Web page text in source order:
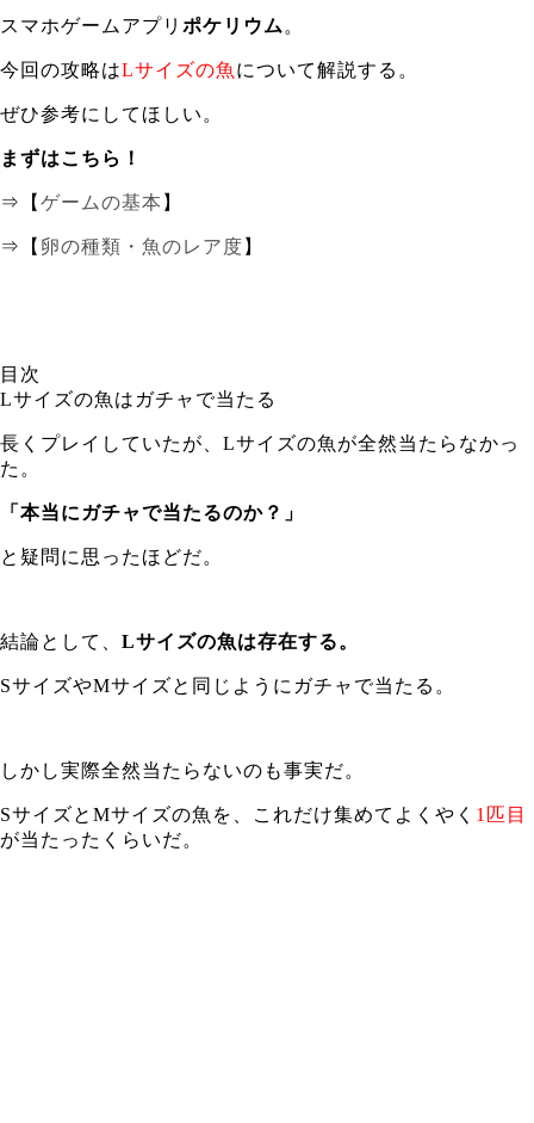
スマホゲームアプリ ポケリウム 。
今回の攻略はLサイズの魚 について解説する。
ぜひ参考にしてほしい。
まずはこちら！
⇒【 ゲームの基本 】
⇒【 卵の種類・魚のレア度 】
目次
Lサイズの魚はガチャで当たる
長くプレイしていたが、 Lサイズの魚が全然当たらなかっ
た。
「本当にガチャで当たるのか？」
と疑問に思ったほどだ。
結論として、 Lサイズの魚は存在する。
SサイズやMサイズと同じようにガチャで当たる。
しかし実際全然当たらないのも事実だ。
SサイズとMサイズの魚を、これだけ集めてよくやく 1匹目
が当たったくらいだ。